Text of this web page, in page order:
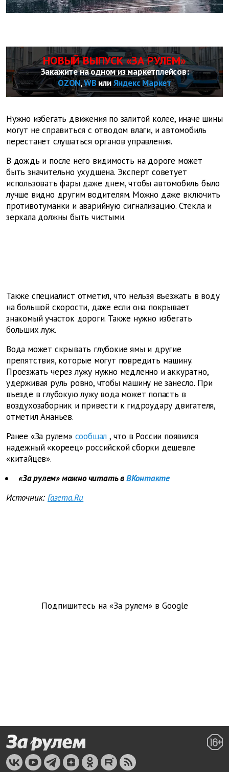
НОВЫЙ ВЫПУСК «ЗА РУЛЕМ»
Закажите на одном из маркетплейсов:
OZON,WBилиЯндекс Маркет
Нужно избегать движения по залитой колее, иначе шины
могут не справиться с отводом влаги, и автомобиль
перестанет слушаться органов управления.
В дождь и после него видимость на дороге может
быть значительно ухудшена. Эксперт советует
использовать фары даже днем, чтобы автомобиль было
лучше видно другим водителям. Можно даже включить
противотуманки и аварийную сигнализацию. Стекла и
зеркала должны быть чистыми.
Также специалист отметил, что нельзя въезжать в воду
на большой скорости, даже если она покрывает
знакомый участок дороги. Также нужно избегать
больших луж.
Вода может скрывать глубокие ямы и другие
препятствия, которые могут повредить машину.
Проезжать через лужу нужно медленно и аккуратно,
удерживая руль ровно, чтобы машину не занесло. При
въезде в глубокую лужу вода может попасть в
воздухозаборник и привести к гидроудару двигателя,
отметил Ананьев.
Ранее «За рулем» сообщал , что в России появился
надежный «кореец» российской сборки дешевле
«китайцев».
«За рулем» можно читать вВКонтакте
Источник: Газета.Ru
Подпишитесь на «За рулем» в Google